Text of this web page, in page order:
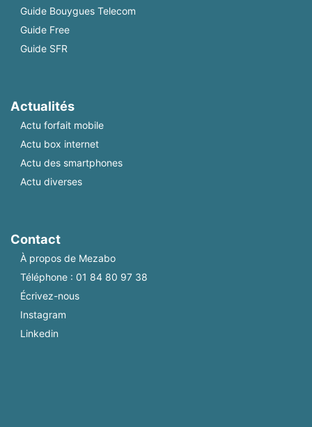
Guide Bouygues Telecom
Guide Free
Guide SFR
Actualités
Actu forfait mobile
Actu box internet
Actu des smartphones
Actu diverses
Contact
À propos de Mezabo
Téléphone : 01 84 80 97 38
Écrivez-nous
Instagram
Linkedin